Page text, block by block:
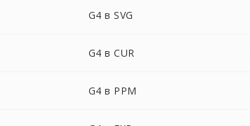
G4 в SVG
G4 в CUR
G4 в PPM